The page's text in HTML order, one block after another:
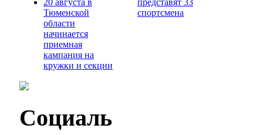
20 августа в
Тюменской
области
начинается
приемная
кампания на
кружки и секции
представят 33
спортсмена
Социаль